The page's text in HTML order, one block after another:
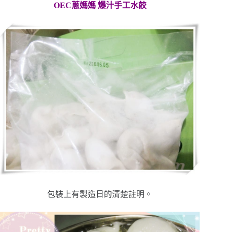
OEC蔥媽媽 爆汁手工水餃
包裝上有製造日的清楚註明。